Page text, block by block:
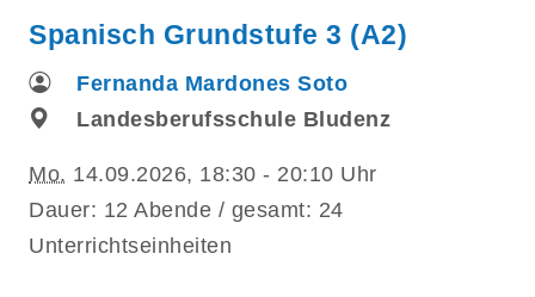
Spanisch Grundstufe 3 (A2)
Fernanda Mardones Soto
Landesberufsschule Bludenz
Mo. 14.09.2026, 18:30 - 20:10 Uhr
Dauer: 12 Abende / gesamt: 24
Unterrichtseinheiten